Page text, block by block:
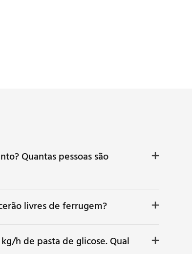
Quantas pessoas são
livres de ferrugem?
h de pasta de glicose. Qual